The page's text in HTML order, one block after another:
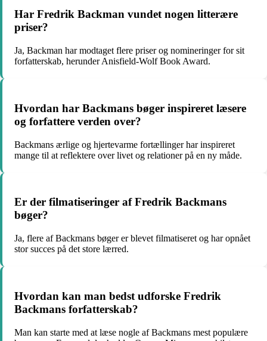
Har Fredrik Backman vundet nogen litterære
priser?
Ja, Backman har modtaget flere priser og nomineringer for sit
forfatterskab, herunder Anisfield-Wolf Book Award.
Hvordan har Backmans bøger inspireret læsere
og forfattere verden over?
Backmans ærlige og hjertevarme fortællinger har inspireret
mange til at reflektere over livet og relationer på en ny måde.
Er der filmatiseringer af Fredrik Backmans
bøger?
Ja, flere af Backmans bøger er blevet filmatiseret og har opnået
stor succes på det store lærred.
Hvordan kan man bedst udforske Fredrik
Backmans forfatterskab?
Man kan starte med at læse nogle af Backmans mest populære